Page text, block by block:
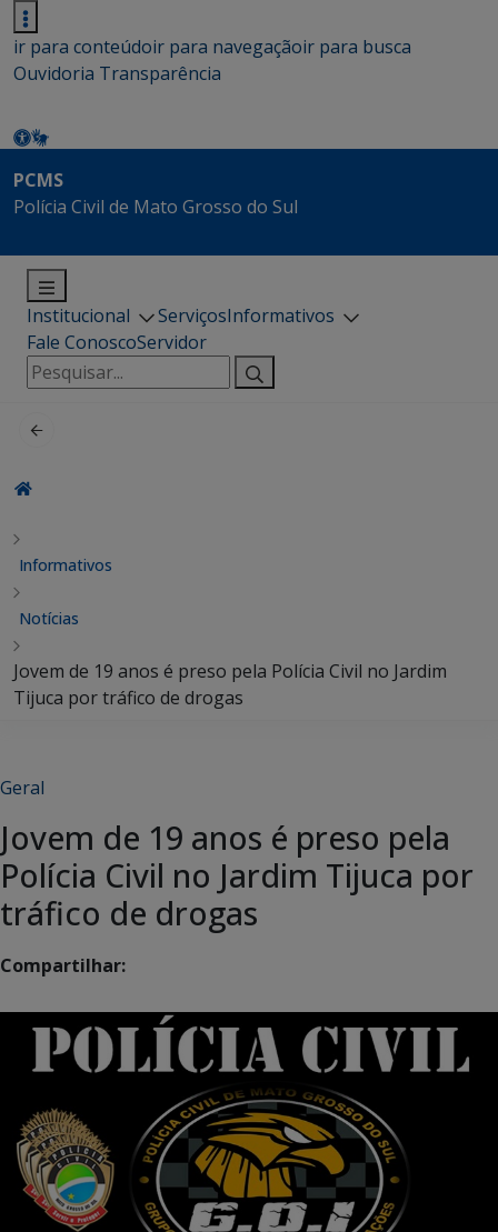
ir para conteúdoir para navegaçãoir para busca
Ouvidoria Transparência
PCMS
Polícia Civil de Mato Grosso do Sul
Institucional ServiçosInformativos
Fale ConoscoServidor
Pesquisar
por:
Informativos
Notícias
Jovem de 19 anos é preso pela Polícia Civil no Jardim
Tijuca por tráfico de drogas
Geral
Jovem de 19 anos é preso pela
Polícia Civil no Jardim Tijuca por
tráfico de drogas
Compartilhar: